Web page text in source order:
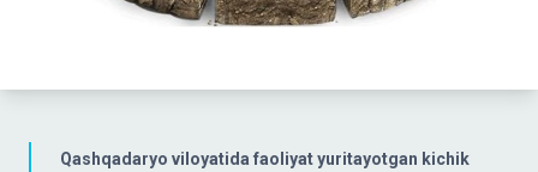
Qashqadaryo viloyatida faoliyat yuritayotgan kichik